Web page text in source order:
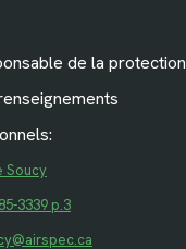
de la protection
Soucy
3339 p.3